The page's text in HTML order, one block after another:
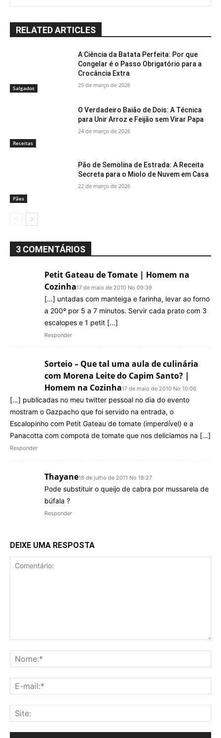
RELATED ARTICLES
Salgados
A Ciência da Batata Perfeita: Por que
Congelar é o Passo Obrigatório para a
Crocância Extra
25 de março de 2026
Receitas
O Verdadeiro Baião de Dois: A Técnica
para Unir Arroz e Feijão sem Virar Papa
24 de março de 2026
Pães
Pão de Semolina de Estrada: A Receita
Secreta para o Miolo de Nuvem em Casa
22 de março de 2026
3 COMENTÁRIOS
Petit Gateau de Tomate | Homem na
Cozinha17 de maio de 2010 No 09:39
[…] untadas com manteiga e farinha, levar ao forno
a 200º por 5 a 7 minutos. Servir cada prato com 3
escalopes e 1 petit […]
Responder
Sorteio – Que tal uma aula de culinária
com Morena Leite do Capim Santo? |
Homem na Cozinha17 de maio de 2010 No 10:06
[…] publicadas no meu twitter pessoal no dia do evento
mostram o Gazpacho que foi servido na entrada, o
Escalopinho com Petit Gateau de tomate (imperdível) e a
Panacotta com compota de tomate que nos deliciamos na […]
Responder
Thayane18 de julho de 2011 No 18:27
Pode substituir o queijo de cabra por mussarela de
búfala ?
Responder
DEIXE UMA RESPOSTA